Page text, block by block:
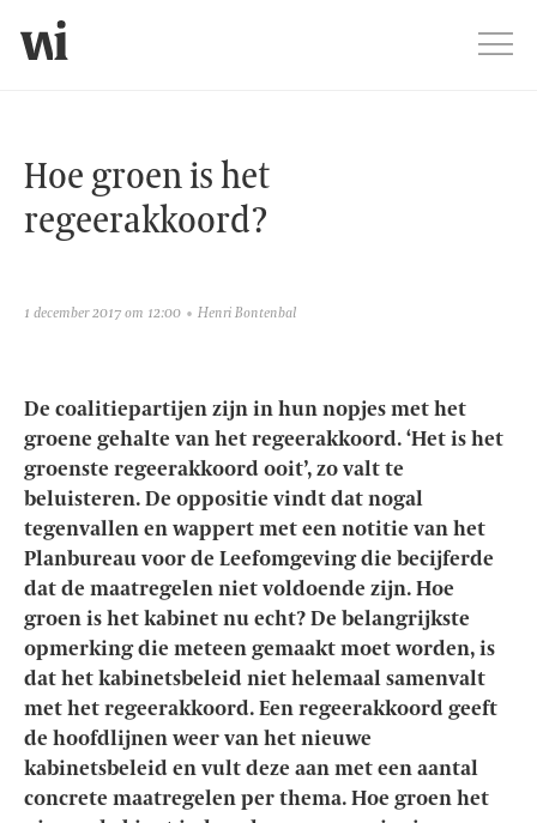
Hoe groen is het regeerakkoord?
Hoe groen is het
regeerakkoord?
1 december 2017 om 12:00 Henri Bontenbal
De coalitiepartijen zijn in hun nopjes met het
groene gehalte van het regeerakkoord. ‘Het is het
groenste regeerakkoord ooit’, zo valt te
beluisteren. De oppositie vindt dat nogal
tegenvallen en wappert met een notitie van het
Planbureau voor de Leefomgeving die becijferde
dat de maatregelen niet voldoende zijn. Hoe
groen is het kabinet nu echt? De belangrijkste
opmerking die meteen gemaakt moet worden, is
dat het kabinetsbeleid niet helemaal samenvalt
met het regeerakkoord. Een regeerakkoord geeft
de hoofdlijnen weer van het nieuwe
kabinetsbeleid en vult deze aan met een aantal
concrete maatregelen per thema. Hoe groen het